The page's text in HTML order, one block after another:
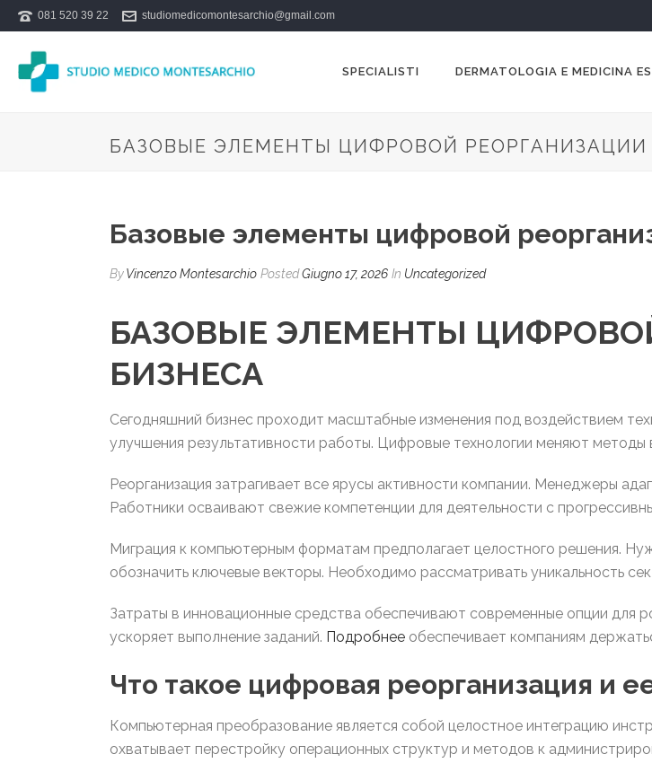
081 520 39 22 studiomedicomontesarchio@gmail.com
SPECIALISTI DERMATOLOGIA E MEDICINA
БАЗОВЫЕ ЭЛЕМЕНТЫ ЦИФРОВОЙ РЕОРГАНИЗАЦИИ
Базовые элементы цифровой
ByVincenzo Montesarchio PostedGiugno 17, 2026 In Uncategorized
БАЗОВЫЕ ЭЛЕМЕНТЫ
БИЗНЕСА
Сегодняшний бизнес проходит масштабные изменения под воздействием
улучшения результативности работы. Цифровые технологии меняют
Реорганизация затрагивает все ярусы активности компании. Менеджеры
Работники осваивают свежие компетенции для деятельности с
Миграция к компьютерным форматам предполагает целостного решения.
обозначить ключевые векторы. Необходимо рассматривать уникальность
Затраты в инновационные средства обеспечивают современные опции для
ускоряет выполнение заданий. Подробнее обеспечивает компаниям
Что такое цифровая реорганизация и
Компьютерная преобразование является собой целостное интеграцию
охватывает перестройку операционных структур и методов к